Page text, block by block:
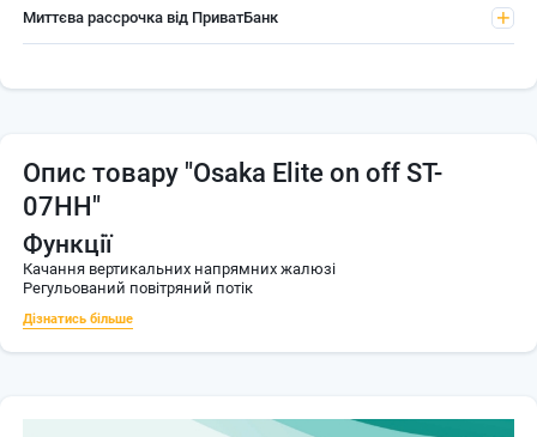
Миттєва рассрочка від ПриватБанк
Опис товару "Osaka Elite on off ST-
07HH"
Функції
Качання вертикальних напрямних жалюзі
Регульований повітряний потік
Дізнатись більше